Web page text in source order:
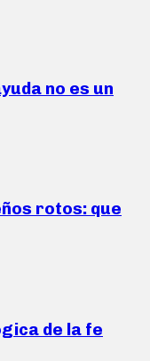
no es un
rotos: que
de la fe